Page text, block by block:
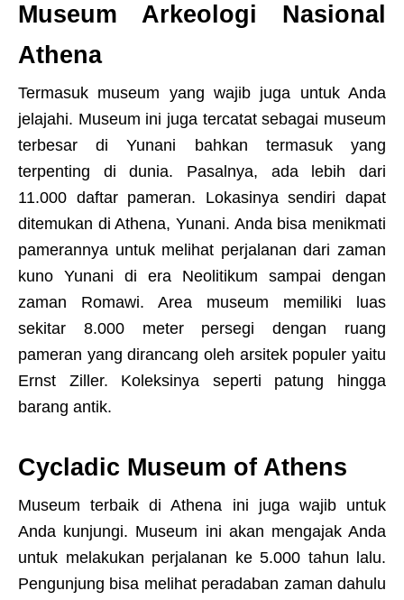
Museum Arkeologi Nasional
Athena
Termasuk museum yang wajib juga untuk Anda
jelajahi. Museum ini juga tercatat sebagai museum
terbesar di Yunani bahkan termasuk yang
terpenting di dunia. Pasalnya, ada lebih dari
11.000 daftar pameran. Lokasinya sendiri dapat
ditemukan di Athena, Yunani. Anda bisa menikmati
pamerannya untuk melihat perjalanan dari zaman
kuno Yunani di era Neolitikum sampai dengan
zaman Romawi. Area museum memiliki luas
sekitar 8.000 meter persegi dengan ruang
pameran yang dirancang oleh arsitek populer yaitu
Ernst Ziller. Koleksinya seperti patung hingga
barang antik.
Cycladic Museum of Athens
Museum terbaik di Athena ini juga wajib untuk
Anda kunjungi. Museum ini akan mengajak Anda
untuk melakukan perjalanan ke 5.000 tahun lalu.
Pengunjung bisa melihat peradaban zaman dahulu